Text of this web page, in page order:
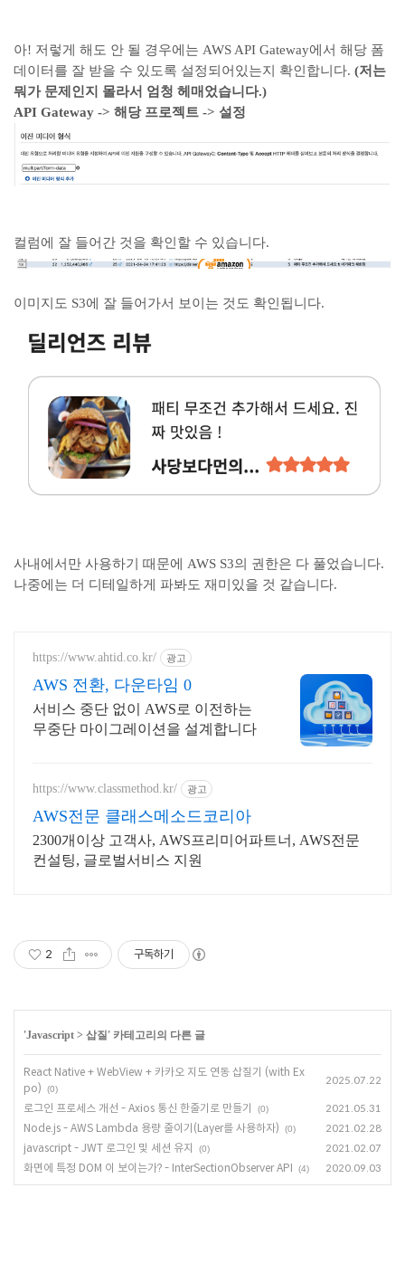
아! 저렇게 해도 안 될 경우에는 AWS API Gateway에서 해당 폼
데이터를 잘 받을 수 있도록 설정되어있는지 확인합니다. (저는
뭐가 문제인지 몰라서 엄청 헤매었습니다.)
API Gateway -> 해당 프로젝트 -> 설정
컬럼에 잘 들어간 것을 확인할 수 있습니다.
이미지도 S3에 잘 들어가서 보이는 것도 확인됩니다.
사내에서만 사용하기 때문에 AWS S3의 권한은 다 풀었습니다.
나중에는 더 디테일하게 파봐도 재미있을 것 같습니다.
https://www.ahtid.co.kr/ 광고
AWS 전환, 다운타임 0
서비스 중단 없이 AWS로 이전하는
무중단 마이그레이션을 설계합니다
https://www.classmethod.kr/ 광고
AWS전문 클래스메소드코리아
2300개이상 고객사, AWS프리미어파트너, AWS전문
컨설팅, 글로벌서비스 지원
2 구독하기
'Javascript > 삽질 ' 카테고리의 다른 글
React Native + WebView + 카카오 지도 연동 삽질기 (with Ex
po)
(0)
2025.07.22
로그인 프로세스 개선 - Axios 통신 한줄기로 만들기 (0) 2021.05.31
Node.js - AWS Lambda 용량 줄이기(Layer를 사용하자) (0) 2021.02.28
javascript - JWT 로그인 및 세션 유지 (0) 2021.02.07
화면에 특정 DOM 이 보이는가? - InterSectionObserver API (4) 2020.09.03